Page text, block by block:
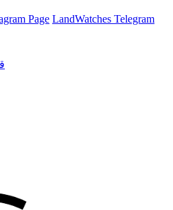
Page LandWatches Telegram